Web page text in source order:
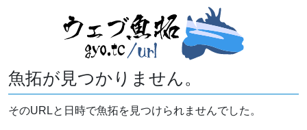
魚拓が見つかりません。
そのURLと日時で魚拓を見つけられませんでした。